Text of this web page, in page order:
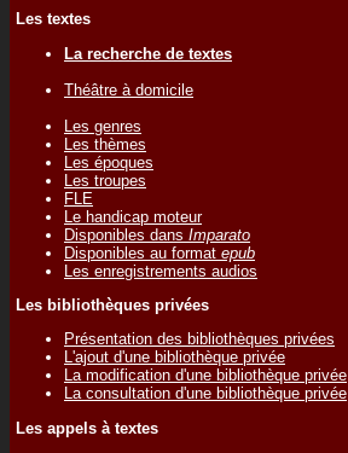
Les textes
La recherche de textes
Théâtre à domicile
Les genres
Les thèmes
Les époques
Les troupes
FLE
Le handicap moteur
Disponibles dans Imparato
Disponibles au format epub
Les enregistrements audios
Les bibliothèques privées
Présentation des bibliothèques privées
L'ajout d'une bibliothèque privée
La modification d'une bibliothèque privée
La consultation d'une bibliothèque privée
Les appels à textes